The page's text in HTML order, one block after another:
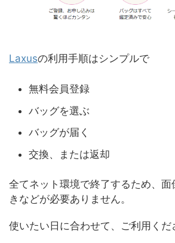
Laxusの利用手順はシンプルで
無料会員登録
バッグを選ぶ
バッグが届く
交換、または返却
全てネット環境で終了するため、
きなどが必要ありません。
使いたい日に合わせて、ご利用くだ